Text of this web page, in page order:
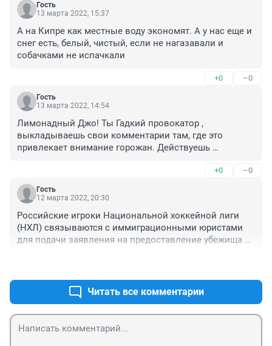
Гость
13 марта 2022, 15:37
А на Кипре как местные воду экономят. А у нас еще и
снег есть, белый, чистый, если не нагазавали и
собачками не испачкали
+0 –0
Гость
13 марта 2022, 14:54
Лимонадный Джо! Ты Гадкий провокатор ,
выкладываешь свои комментарии там, где это
привлекает внимание горожан. Действуешь
+0 –0
Гость
12 марта 2022, 20:30
Российские игроки Национальной хоккейной лиги
(НХЛ) связываются с иммиграционными юристами
для подачи заявления на предоставление убежища
Игроки и их агенты обеспокоены тем, что
правительства США и Канады могут замедлить или
прекратить выдачу рабочих виз российским
спортсменам, рассказал иммиграционный юрист Джо
Читать все комментарии